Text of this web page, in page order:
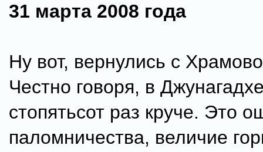
31 марта 2008 года
Ну вот, вернулись с
Честно говоря, в
стопятьсот раз круче. Это
паломничества, величие